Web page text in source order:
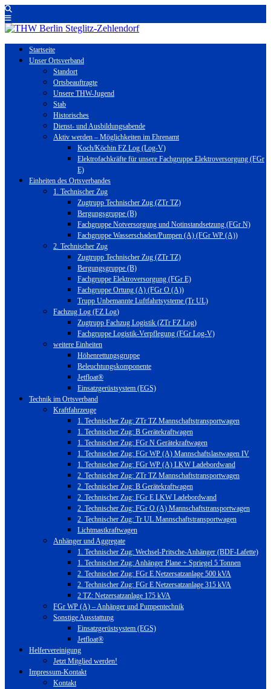
Startseite
Unser Ortsverband
Standort
Ortsbeauftragte
Unsere THW-Jugend
Stab
Historisches
Dienst- und Ausbildungsabende
Aktiv werden – Möglichkeiten im Ehrenamt
Koch/Köchin FZ Log (Log-V)
Elektrofachkräfte für unsere Fachgruppe Elektroversorgung (FGr
E)
Einheiten des Ortsverbandes
1. Technischer Zug
Zugtrupp Technischer Zug (ZTr TZ)
Bergungsgruppe (B)
Fachgruppe Notversorgung und Notinstandsetzung (FGr N)
Fachgruppe Wasserschaden/Pumpen (A) (FGr WP (A))
2. Technischer Zug
Zugtrupp Technischer Zug (ZTr TZ)
Bergungsgruppe (B)
Fachgruppe Elektroversorgung (FGr E)
Fachgruppe Ortung (A) (FGr O (A))
Trupp Unbemannte Luftfahrtsysteme (Tr UL)
Fachzug Log (FZ Log)
Zugtrupp Fachzug Logistik (ZTr FZ Log)
Fachgruppe Logistik-Verpflegung (FGr Log-V)
weitere Einheiten
Höhenrettungsgruppe
Beleuchtungskomponente
Jetfloat®
Einsatzgerüstsystem (EGS)
Technik im Ortsverband
Kraftfahrzeuge
1. Technischer Zug: ZTr TZ Mannschaftstransportwagen
1. Technischer Zug: B Gerätekraftwagen
1. Technischer Zug: FGr N Gerätekraftwagen
1. Technischer Zug: FGr WP (A) Mannschaftslastwagen IV
1. Technischer Zug: FGr WP (A) LKW Ladebordwand
2. Technischer Zug: ZTr TZ Mannschaftstransportwagen
2. Technischer Zug: B Gerätekraftwagen
2. Technischer Zug: FGr E LKW Ladebordwand
2. Technischer Zug: FGr O (A) Mannschaftstransportwagen
2. Technischer Zug: Tr UL Mannschaftstransportwagen
Lichtmastkraftwagen
Anhänger und Aggregate
1. Technischer Zug: Wechsel-Pritsche-Anhänger (BDF-Lafette)
1. Technischer Zug: Anhänger Plane + Spriegel 5 Tonnen
2. Technischer Zug: FGr E Netzersatzanlage 500 kVA
2. Technischer Zug: FGr E Netzersatzanlage 315 kVA
2 TZ: Netzersatzanlage 175 kVA
FGr WP (A) – Anhänger und Pumpentechnik
Sonstige Ausstattung
Einsatzgerüstsystem (EGS)
Jetfloat®
Helfervereinigung
Jetzt Mitglied werden!
Impressum-Kontakt
Kontakt